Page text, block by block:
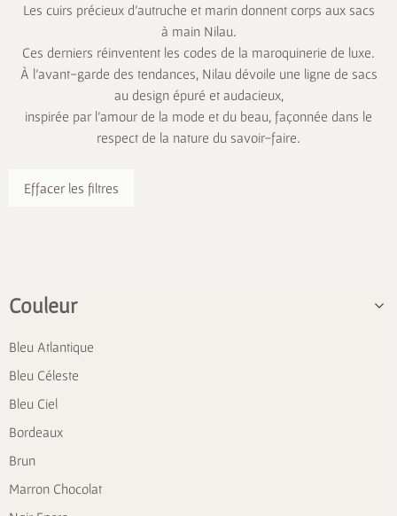
Les cuirs précieux d’autruche et marin donnent corps aux sacs
à main Nilau.
Ces derniers réinventent les codes de la maroquinerie de luxe.
À l’avant-garde des tendances, Nilau dévoile une ligne de sacs
au design épuré et audacieux,
inspirée par l’amour de la mode et du beau, façonnée dans le
respect de la nature du savoir-faire.
Effacer les filtres
Couleur
Bleu Atlantique
Bleu Céleste
Bleu Ciel
Bordeaux
Brun
Marron Chocolat